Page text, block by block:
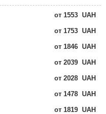
от 1553 UAH
от 1753 UAH
от 1846 UAH
от 2039 UAH
от 2028 UAH
от 1478 UAH
от 1819 UAH